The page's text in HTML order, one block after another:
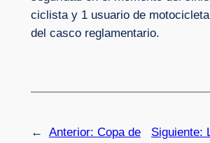
ciclista y 1 usuario de
del casco reglamentario.
← Anterior: Copa de
Siguiente: